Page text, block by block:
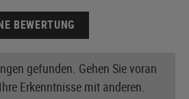
BEWERTUNG
gefunden. Gehen Sie voran
Erkenntnisse mit anderen.